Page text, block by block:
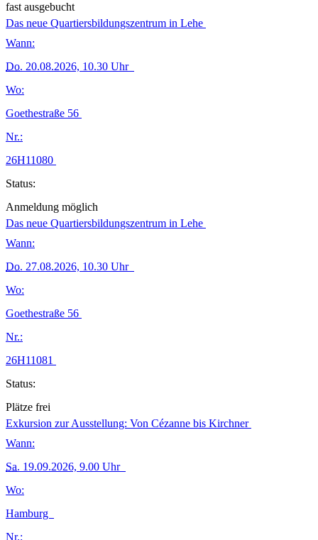
fast ausgebucht
Das neue Quartiersbildungszentrum in Lehe
Wann:
Do. 20.08.2026, 10.30 Uhr
Wo:
Goethestraße 56
Nr.:
26H11080
Status:
Anmeldung möglich
Das neue Quartiersbildungszentrum in Lehe
Wann:
Do. 27.08.2026, 10.30 Uhr
Wo:
Goethestraße 56
Nr.:
26H11081
Status:
Plätze frei
Exkursion zur Ausstellung: Von Cézanne bis Kirchner
Wann:
Sa. 19.09.2026, 9.00 Uhr
Wo:
Hamburg
Nr.: